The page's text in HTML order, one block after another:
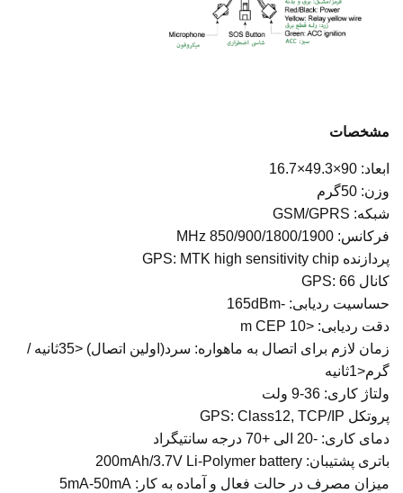
مشخصات
ابعاد: 90×49.3×16.7
وزن: 50گرم
شبکه: GSM/GPRS
فرکانس: 850/900/1800/1900 MHz
پردازنده GPS: MTK high sensitivity chip
کانال GPS: 66
حساسیت ردیابی: -165dBm
دقت ردیابی: <10 m CEP
زمان لازم برای اتصال به ماهواره: سرد(اولین اتصال) <35ثانیه /
گرم<1ثانیه
ولتاژ کاری: 36-9 ولت
پروتکل GPS: Class12, TCP/IP
دمای کاری: -20 الی +70 درجه سانتیگراد
باتری پشتیبان: 200mAh/3.7V Li-Polymer battery
میزان مصرف در حالت فعال و آماده به کار: 5mA-50mA